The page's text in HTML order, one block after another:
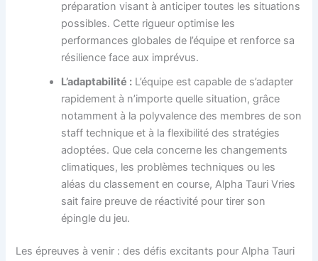
préparation visant à anticiper toutes les situations
possibles. Cette rigueur optimise les
performances globales de l’équipe et renforce sa
résilience face aux imprévus.
L’adaptabilité : L’équipe est capable de s’adapter
rapidement à n’importe quelle situation, grâce
notamment à la polyvalence des membres de son
staff technique et à la flexibilité des stratégies
adoptées. Que cela concerne les changements
climatiques, les problèmes techniques ou les
aléas du classement en course, Alpha Tauri Vries
sait faire preuve de réactivité pour tirer son
épingle du jeu.
Les épreuves à venir : des défis excitants pour Alpha Tauri